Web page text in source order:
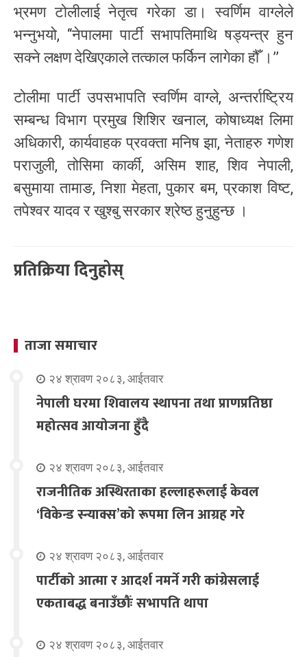
भ्रमण टोलीलाई नेतृत्व गरेका डा। स्वर्णिम वाग्लेले
भन्नुभयो, ‘‘नेपालमा पार्टी सभापतिमाथि षड्यन्त्र हुन
सक्ने लक्षण देखिएकाले तत्काल फर्किन लागेका हौँ ।’’
टोलीमा पार्टी उपसभापति स्वर्णिम वाग्ले, अन्तर्राष्ट्रिय
सम्बन्ध विभाग प्रमुख शिशिर खनाल, कोषाध्यक्ष लिमा
अधिकारी, कार्यवाहक प्रवक्ता मनिष झा, नेताहरु गणेश
पराजुली, तोसिमा कार्की, असिम शाह, शिव नेपाली,
बसुमाया तामाङ, निशा मेहता, पुकार बम, प्रकाश विष्ट,
तपेश्वर यादव र खुश्बु सरकार श्रेष्ठ हुनुहुन्छ ।
प्रतिक्रिया दिनुहोस्
ताजा समाचार
२४ श्रावण २०८३, आईतवार
नेपाली घरमा शिवालय स्थापना तथा प्राणप्रतिष्ठा
महोत्सव आयोजना हुँदै
२४ श्रावण २०८३, आईतवार
राजनीतिक अस्थिरताका हल्लाहरूलाई केवल
‘विकेन्ड स्न्याक्स’को रूपमा लिन आग्रह गरे
२४ श्रावण २०८३, आईतवार
पार्टीको आत्मा र आदर्श नमर्ने गरी कांग्रेसलाई
एकताबद्ध बनाउँछौंः सभापति थापा
२४ श्रावण २०८३, आईतवार